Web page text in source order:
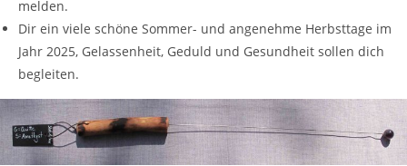
melden.
Dir ein viele schöne Sommer- und angenehme Herbsttage im
Jahr 2025, Gelassenheit, Geduld und Gesundheit sollen dich
begleiten.